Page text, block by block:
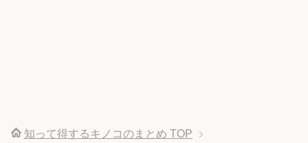
知って得するキノコのまとめ TOP